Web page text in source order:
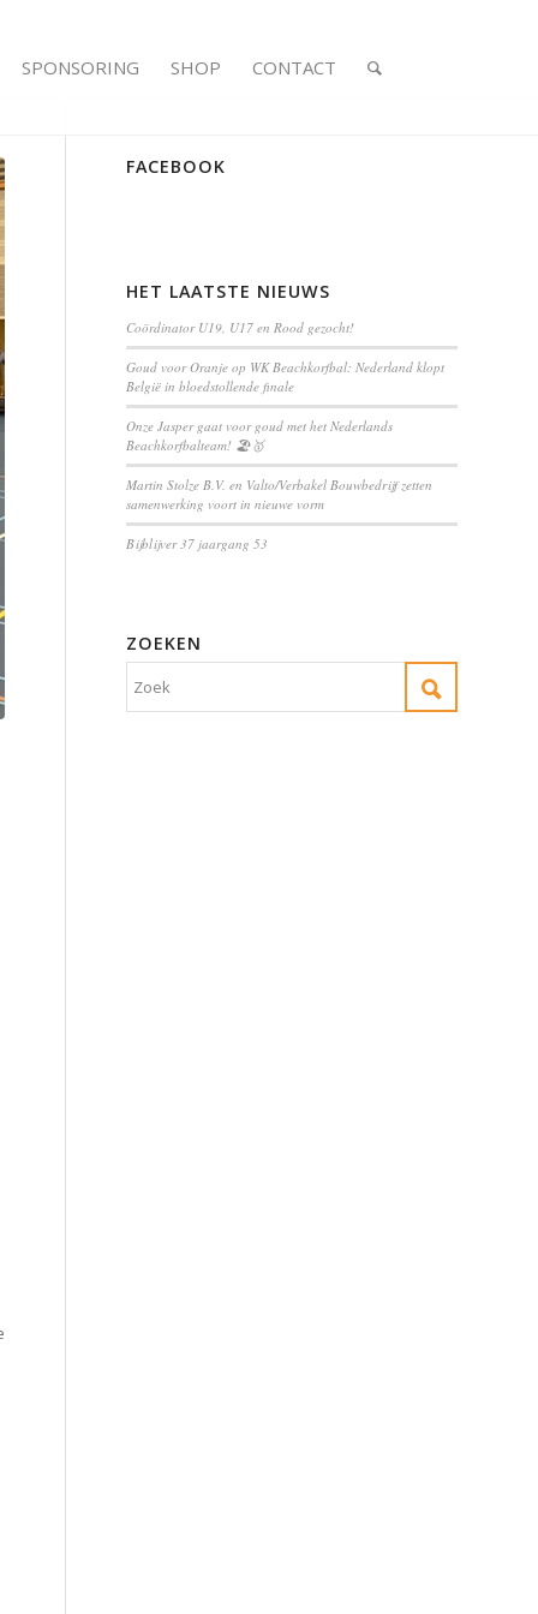
SPONSORING SHOP CONTACT
FACEBOOK
HET LAATSTE NIEUWS
Coördinator U19, U17 en Rood gezocht!
Goud voor Oranje op WK Beachkorfbal: Nederland klopt
België in bloedstollende finale
Onze Jasper gaat voor goud met het Nederlands
Beachkorfbalteam! 🏖️🥇
Martin Stolze B.V. en Valto/Verbakel Bouwbedrijf zetten
samenwerking voort in nieuwe vorm
Bijblijver 37 jaargang 53
ZOEKEN